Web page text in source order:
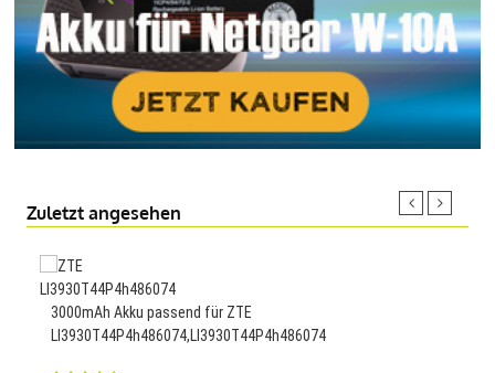
Zuletzt angesehen
3000mAh Akku passend für ZTE
LI3930T44P4h486074,LI3930T44P4h486074